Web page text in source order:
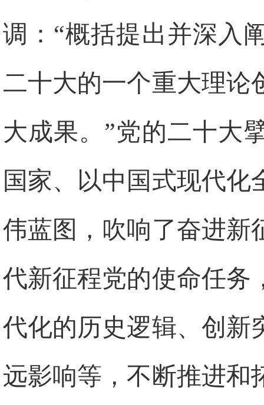
调：“概括提出并深入
二十大的一个重大理论
大成果。”党的二十大
国家、以中国式现代化
伟蓝图，吹响了奋进新
代新征程党的使命任务
代化的历史逻辑、创新
远影响等，不断推进和